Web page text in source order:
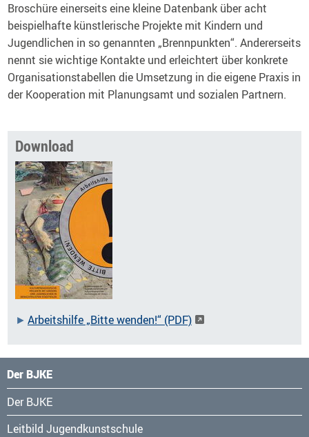
Broschüre einerseits eine kleine Datenbank über acht
beispielhafte künstlerische Projekte mit Kindern und
Jugendlichen in so genannten „Brennpunkten“. Andererseits
nennt sie wichtige Kontakte und erleichtert über konkrete
Organisationstabellen die Umsetzung in die eigene Praxis in
der Kooperation mit Planungsamt und sozialen Partnern.
Download
Arbeitshilfe „Bitte wenden!“ (PDF)
Der BJKE
Navigation
überspringen
Der BJKE
Leitbild Jugendkunstschule